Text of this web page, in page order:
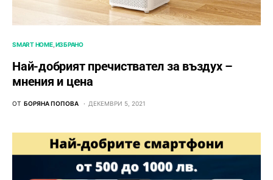
SMART HOME ИЗБРАНО
Най-добрият пречиствател за въздух –
мнения и цена
ОТ БОРЯНА ПОПОВА ДЕКЕМВРИ 5, 2021